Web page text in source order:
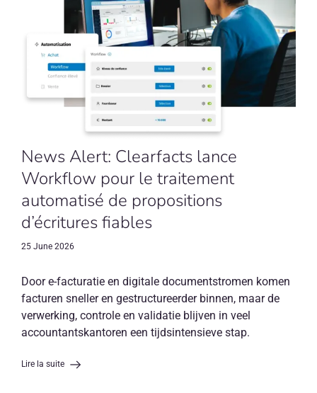
News Alert: Clearfacts lance
Workflow pour le traitement
automatisé de propositions
d’écritures fiables
25 June 2026
Door e-facturatie en digitale documentstromen komen
facturen sneller en gestructureerder binnen, maar de
verwerking, controle en validatie blijven in veel
accountantskantoren een tijdsintensieve stap.
Lire la suite